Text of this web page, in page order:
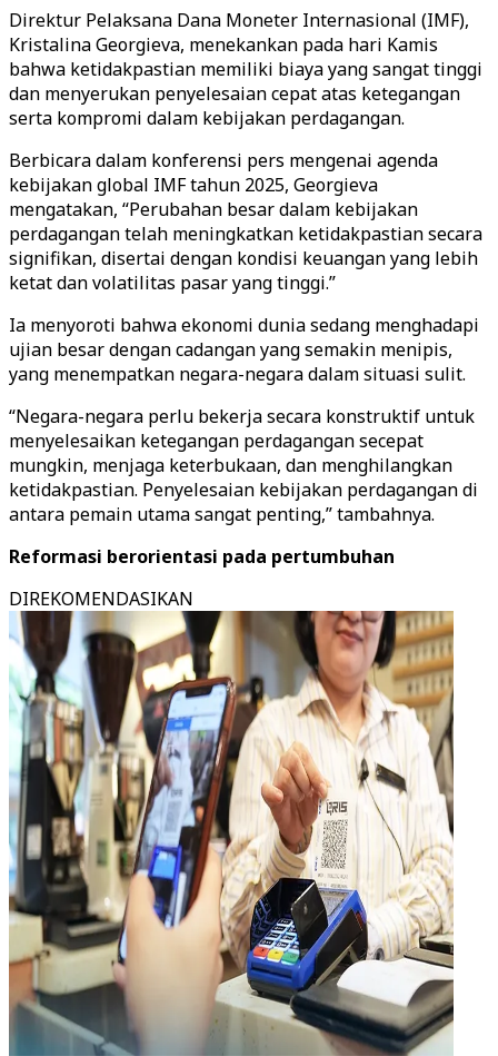
Direktur Pelaksana Dana Moneter Internasional (IMF),
Kristalina Georgieva, menekankan pada hari Kamis
bahwa ketidakpastian memiliki biaya yang sangat tinggi
dan menyerukan penyelesaian cepat atas ketegangan
serta kompromi dalam kebijakan perdagangan.
Berbicara dalam konferensi pers mengenai agenda
kebijakan global IMF tahun 2025, Georgieva
mengatakan, “Perubahan besar dalam kebijakan
perdagangan telah meningkatkan ketidakpastian secara
signifikan, disertai dengan kondisi keuangan yang lebih
ketat dan volatilitas pasar yang tinggi.”
Ia menyoroti bahwa ekonomi dunia sedang menghadapi
ujian besar dengan cadangan yang semakin menipis,
yang menempatkan negara-negara dalam situasi sulit.
“Negara-negara perlu bekerja secara konstruktif untuk
menyelesaikan ketegangan perdagangan secepat
mungkin, menjaga keterbukaan, dan menghilangkan
ketidakpastian. Penyelesaian kebijakan perdagangan di
antara pemain utama sangat penting,” tambahnya.
Reformasi berorientasi pada pertumbuhan
DIREKOMENDASIKAN